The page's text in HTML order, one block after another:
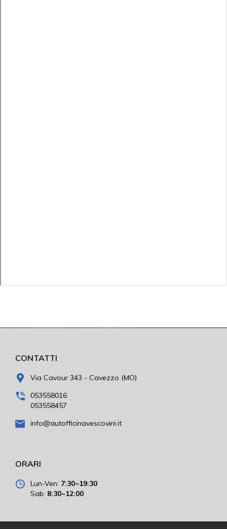
CONTATTI
Via Cavour 343 - Cavezzo (MO)
053558016
053558457
info@autofficinavescovini.it
ORARI
Lun-Ven: 7:30~19:30
Sab: 8:30~12:00